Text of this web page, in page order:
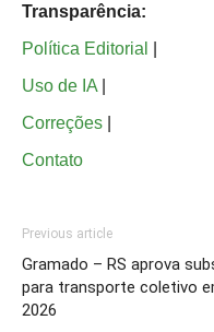
Transparência:
Política Editorial
Uso de IA
Correções
Contato
Previous article
Gramado – RS aprova
para transporte coletivo
2026